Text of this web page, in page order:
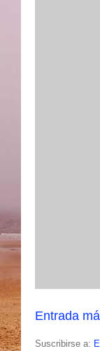
Entrada
Suscribirse a: